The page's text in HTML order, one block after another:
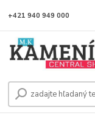
+421 940 949 000